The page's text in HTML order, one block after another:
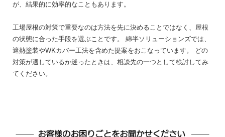
が、結果的に効率的なこともあります。
工場屋根の対策で重要なのは方法を先に決めることではなく、屋根
の状態に合った手段を選ぶことです。
綿半ソリューションズでは、
遮熱塗装やWKカバー工法を含めた提案をおこなっています。
どの
対策が適しているか迷ったときは、相談先の一つとして検討してみ
てください。